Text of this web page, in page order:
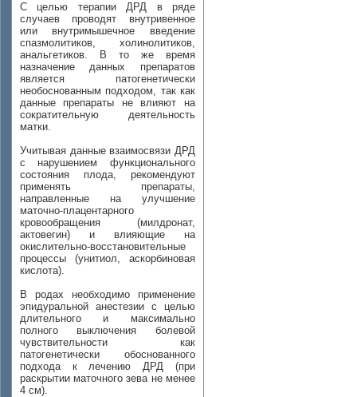
С целью терапии ДРД в ряде
случаев проводят внутривенное
или внутримышечное введение
спазмолитиков, холинолитиков,
анальгетиков. В то же время
назначение данных препаратов
является патогенетически
необоснованным подходом, так как
данные препараты не влияют на
сократительную деятельность
матки.
Учитывая данные взаимосвязи ДРД
с нарушением функционального
состояния плода, рекомендуют
применять препараты,
направленные на улучшение
маточно-плацентарного
кровообращения (милдронат,
актовегин) и влияющие на
окислительно-восстановительные
процессы (унитиол, аскорбиновая
кислота).
В родах необходимо применение
эпидуральной анестезии с целью
длительного и максимально
полного выключения болевой
чувствительности как
патогенетически обоснованного
подхода к лечению ДРД (при
раскрытии маточного зева не менее
4 см).